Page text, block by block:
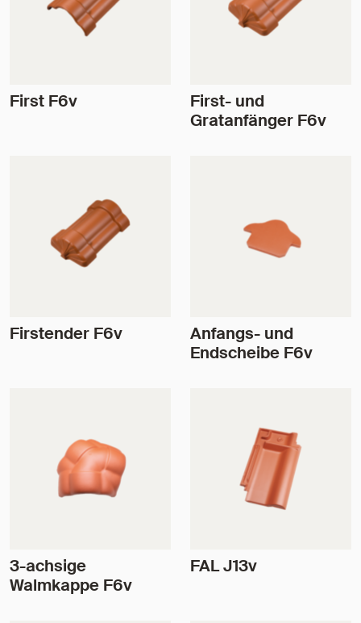
First F6v
First- und
Gratanfänger F6v
Firstender F6v
Anfangs- und
Endscheibe F6v
3-achsige
Walmkappe F6v
FAL J13v